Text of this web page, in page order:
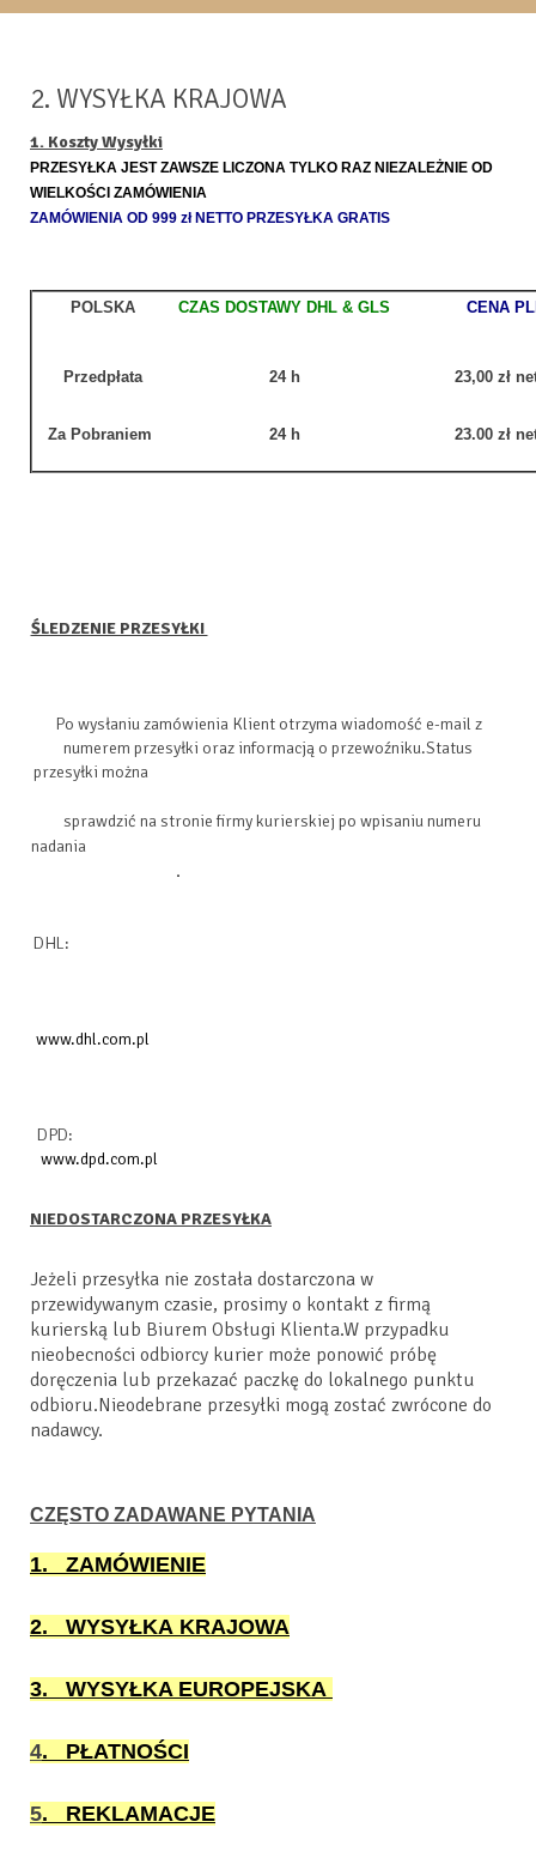
2. WYSYŁKA KRAJOWA
1. Koszty Wysyłki
PRZESYŁKA JEST ZAWSZE LICZONA TYLKO RAZ NIEZALEŻNIE OD
WIELKOŚCI ZAMÓWIENIA
ZAMÓWIENIA OD 999 zł NETTO PRZESYŁKA GRATIS
POLSKA CZAS DOSTAWY DHL & GLS CENA
Przedpłata 24 h 23,00 zł
Za Pobraniem 24 h 23.00 zł
ŚLEDZENIE PRZESYŁKI
Po wysłaniu zamówienia Klient otrzyma wiadomość e-mail z
numerem przesyłki oraz informacją o przewoźniku.Status
przesyłki można
sprawdzić na stronie firmy kurierskiej po wpisaniu numeru
nadania
.
DHL:
www.dhl.com.pl
DPD:
www.dpd.com.pl
NIEDOSTARCZONA PRZESYŁKA
Jeżeli przesyłka nie została dostarczona w
przewidywanym czasie, prosimy o kontakt z firmą
kurierską lub Biurem Obsługi Klienta.W przypadku
nieobecności odbiorcy kurier może ponowić próbę
doręczenia lub przekazać paczkę do lokalnego punktu
odbioru.Nieodebrane przesyłki mogą zostać zwrócone do
nadawcy.
CZĘSTO ZADAWANE PYTANIA
1. ZAMÓWIENIE
2. WYSYŁKA KRAJOWA
3. WYSYŁKA EUROPEJSKA
4. PŁATNOŚCI
5. REKLAMACJE